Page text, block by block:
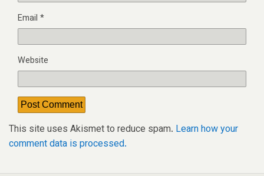
Email *
Website
This site uses Akismet to reduce spam. Learn how your
comment data is processed.